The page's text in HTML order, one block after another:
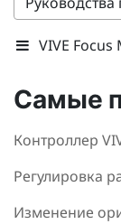
VIVE Focus
Самые
Контроллер
Регулировка
Изменение